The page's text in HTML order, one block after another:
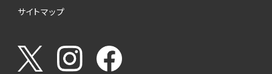
サイトマップ